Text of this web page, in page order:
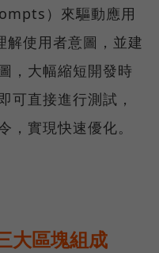
）來驅動應用
使用者意圖，並建
，大幅縮短開發時
可直接進行測試，
，實現快速優化。
大區塊組成